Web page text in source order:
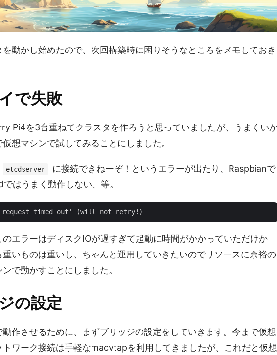
を動かし始めたので、次回構築時に困りそうなところをメモしておき
で失敗
Pi4を3台重ねてクラスタを作ろうと思っていましたが、うまくい
想マシンで試してみることにしました。
etcdserver
に接続できねーぞ！というエラーが出たり、Raspbianで
はうまく動作しない、等。
のエラーはディスクIOが遅すぎて起動に時間がかかっていただけか
重いものは重いし、ちゃんと運用していきたいのでリソースに余裕の
で動かすことにしました。
の設定
作させるために、まずブリッジの設定をしていきます。今まで仮想
トワーク接続は手軽なmacvtapを利用してきましたが、これだと仮想